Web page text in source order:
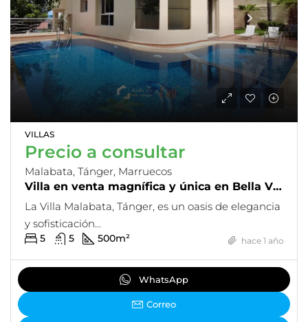
VILLAS
Precio a consultar
Malabata, Tánger, Marruecos
Villa en venta magnífica y única en Bella Vista – Malabata
La Villa Malabata, Tánger, es un oasis de elegancia
y sofisticación...
hace 1 año
5 5 500m²
Correo
WhatsApp